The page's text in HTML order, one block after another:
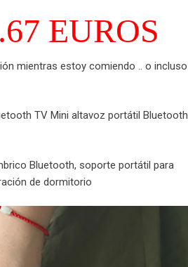
EUROS
mientras estoy comiendo .. o incluso
TV Mini altavoz portátil Bluetooth
Bluetooth, soporte portátil para
de dormitorio